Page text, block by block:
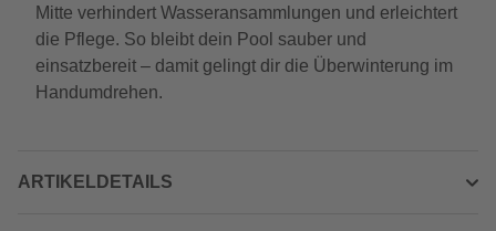
Mitte verhindert Wasseransammlungen und erleichtert
die Pflege. So bleibt dein Pool sauber und
einsatzbereit – damit gelingt dir die Überwinterung im
Handumdrehen.
ARTIKELDETAILS